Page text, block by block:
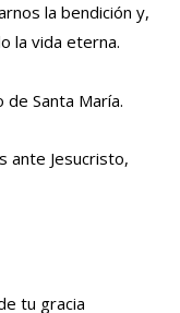
la bendición y,
la vida eterna.
Santa María.
ante Jesucristo,
tu gracia